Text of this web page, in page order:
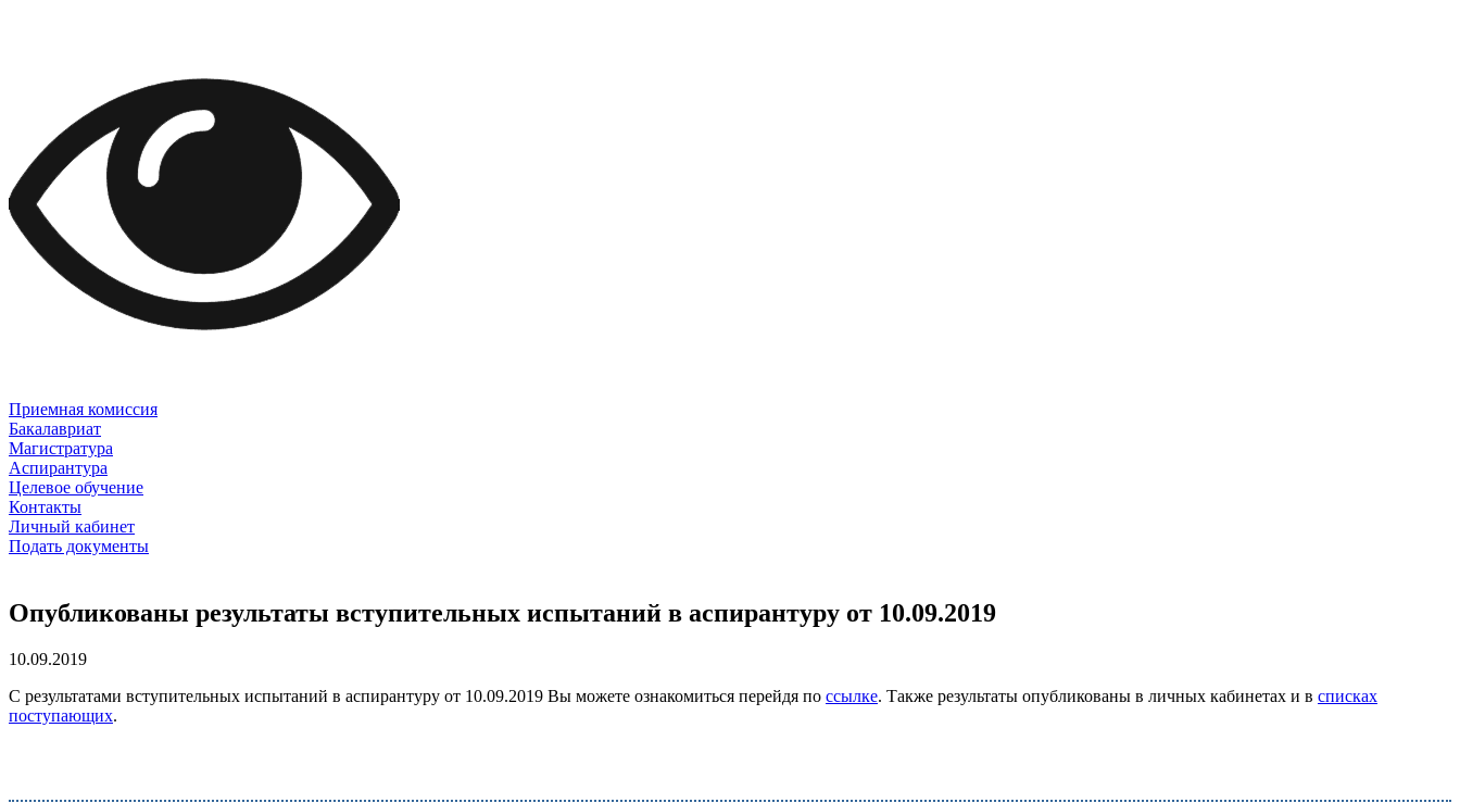
Приемная комиссия
Бакалавриат
Магистратура
Аспирантура
Целевое обучение
Контакты
Личный кабинет
Подать документы
Опубликованы результаты вступительных испытаний в аспирантуру от 10.09.2019
10.09.2019
С результатами вступительных испытаний в аспирантуру от 10.09.2019 Вы можете ознакомиться перейдя по ссылке. Также результаты опубликованы в личных кабинетах и в списках
поступающих.